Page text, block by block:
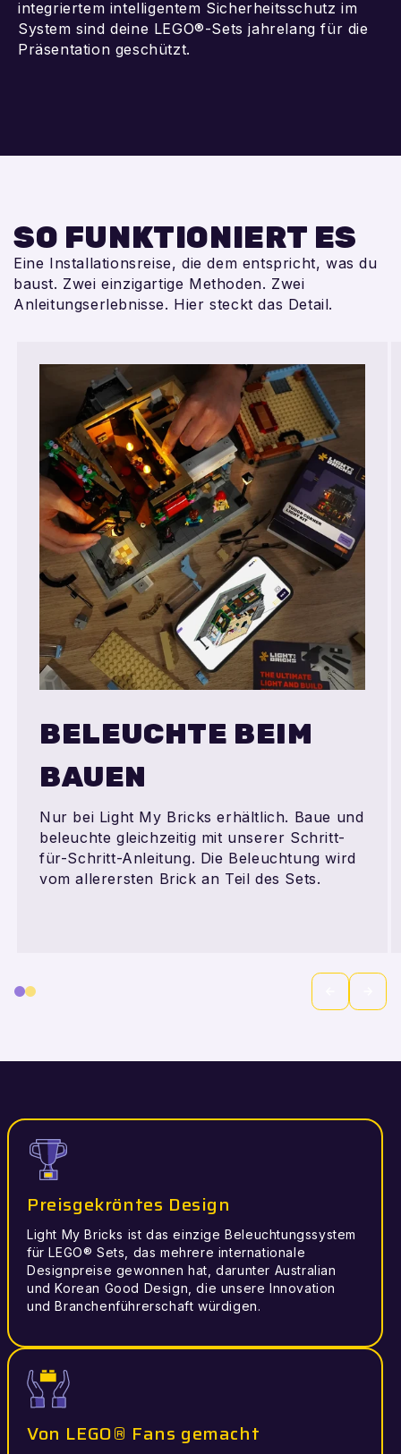
integriertem intelligentem Sicherheitsschutz im
System sind deine LEGO®-Sets jahrelang für die
Präsentation geschützt.
SO FUNKTIONIERT ES
Eine Installationsreise, die dem entspricht, was du
baust. Zwei einzigartige Methoden. Zwei
Anleitungserlebnisse. Hier steckt das Detail.
BELEUCHTE BEIM
BAUEN
Nur bei Light My Bricks erhältlich. Baue und
beleuchte gleichzeitig mit unserer Schritt-
für-Schritt-Anleitung. Die Beleuchtung wird
vom allerersten Brick an Teil des Sets.
Preisgekröntes Design
Light My Bricks ist das einzige Beleuchtungssystem
für LEGO® Sets, das mehrere internationale
Designpreise gewonnen hat, darunter Australian
und Korean Good Design, die unsere Innovation
und Branchenführerschaft würdigen.
Von LEGO® Fans gemacht